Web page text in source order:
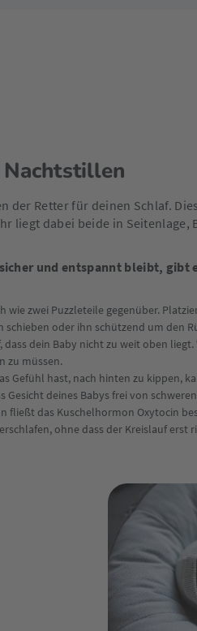
der Retter für deinen Schlaf.
liegt dabei beide in Seitenlage,
und entspannt bleibt, gibt
wie zwei Puzzleteile gegenüber.
oder ihn schützend um den
dass dein Baby nicht zu weit oben
zu müssen.
Gefühl hast, nach hinten zu kippen,
Gesicht deines Babys frei von
fließt das Kuschelhormon Oxytocin
ohne dass der Kreislauf erst